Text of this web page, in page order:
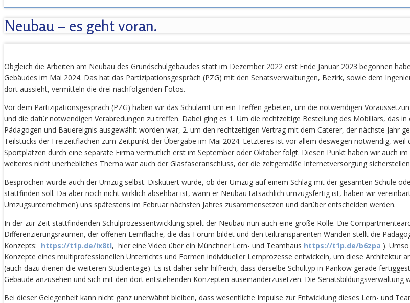
Neubau – es geht voran.
Obgleich die Arbeiten am Neubau des Grundschulgebäudes statt im Dezember 2022 erst Ende Januar 2023 begonnen
Gebäudes im Mai 2024. Das hat das Partizipationsgespräch (PZG) mit den Senatsverwaltungen, Bezirk, sowie dem
dort aussieht, vermitteln die drei nachfolgenden Fotos.
Vor dem Partizipationsgespräch (PZG) haben wir das Schulamt um ein Treffen gebeten, um die notwendigen
und die dafür notwendigen Verabredungen zu treffen. Dabei ging es 1. Um die rechtzeitige Bestellung des Mobiliars, das
Pädagogen und Bauereignis ausgewählt worden war, 2. um den rechtzeitigen Vertrag mit dem Caterer, der nächste Jahr
Teilstücks der Freizeitflächen zum Zeitpunkt der Übergabe im Mai 2024. Letzteres ist vor allem deswegen notwendig,
Sportplätzen durch eine separate Firma vermutlich erst im September oder Oktober folgt. Diesen Punkt haben wir auch
weiteres nicht unerhebliches Thema war auch der Glasfaseranschluss, der die zeitgemäße Internetversorgung
Besprochen wurde auch der Umzug selbst. Diskutiert wurde, ob der Umzug auf einem Schlag mit der gesamten Schule
stattfinden soll. Da aber noch nicht wirklich absehbar ist, wann er Neubau tatsächlich umzugsfertig ist, haben wir
Umzugsunternehmen) uns spätestens im Februar nächsten Jahres zusammensetzen und darüber entscheiden werden.
In der zur Zeit stattfindenden Schulprozessentwicklung spielt der Neubau nun auch eine große Rolle. Die
Differenzierungsräumen, der offenen Lernfläche, die das Forum bildet und den teiltransparenten Wänden stellt die
Konzepts: https://t1p.de/ix8tl, hier eine Video über ein Münchner Lern- und Teamhaus https://t1p.de/b6zpa ).
Konzepte eines multiprofessionellen Unterrichts und Formen individueller Lernprozesse entwickeln, um diese Architektur
(auch dazu dienen die weiteren Studientage). Es ist daher sehr hilfreich, dass derselbe Schultyp in Pankow gerade
Gebäude anzusehen und sich mit den dort entstehenden Konzepten auseinanderzusetzen. Die Senatsbildungsverwaltung
Bei dieser Gelegenheit kann nicht ganz unerwähnt bleiben, dass wesentliche Impulse zur Entwicklung dieses Lern- und